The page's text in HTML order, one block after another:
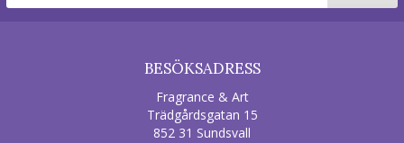
BESÖKSADRESS
Fragrance & Art
Trädgårdsgatan 15
852 31 Sundsvall